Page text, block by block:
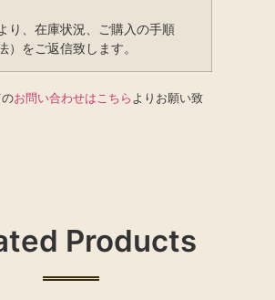
り、在庫状況、ご購入の手順
）をご返信致します。
お問い合わせはこちらよりお願い致
Products